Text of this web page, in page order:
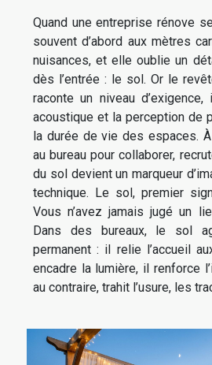
Quand une entreprise rénove
souvent d’abord aux mètres
nuisances, et elle oublie un
dès l’entrée : le sol. Or le
raconte un niveau
acoustique et la perception de
la durée de vie des espaces. À
au bureau pour collaborer,
du sol devient un marqueur
technique. Le sol, premier
Vous n’avez jamais jugé un
Dans des bureaux, le sol
permanent : il relie l’accueil
encadre la lumière, il renforce
au contraire, trahit l’usure, les